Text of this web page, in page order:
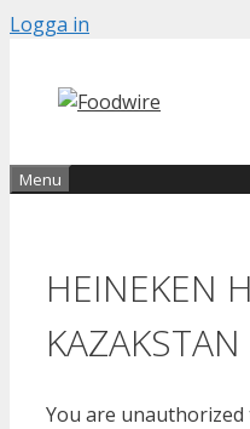
Skip
content
Logga in
Menu
HEINEKEN
KAZAKSTAN
You are unauthorized